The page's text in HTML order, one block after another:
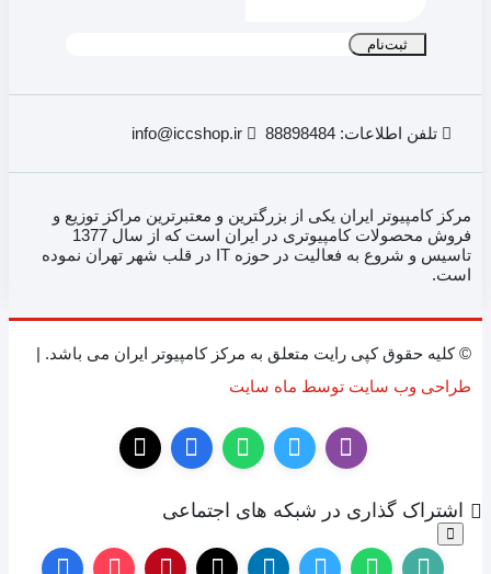
ثبت‌نام
تلفن اطلاعات: 88898484 info@iccshop.ir
مرکز کامپیوتر ایران یکی از بزرگترین و معتبرترین مراکز توزیع و
فروش محصولات کامپیوتری در ایران است که از سال 1377
تاسیس و شروع به فعالیت در حوزه IT در قلب شهر تهران نموده
است.
© کلیه حقوق کپی رایت متعلق به مرکز کامپیوتر ایران می باشد. |
طراحی وب سایت توسط ماه سایت
اشتراک گذاری در شبکه های اجتماعی